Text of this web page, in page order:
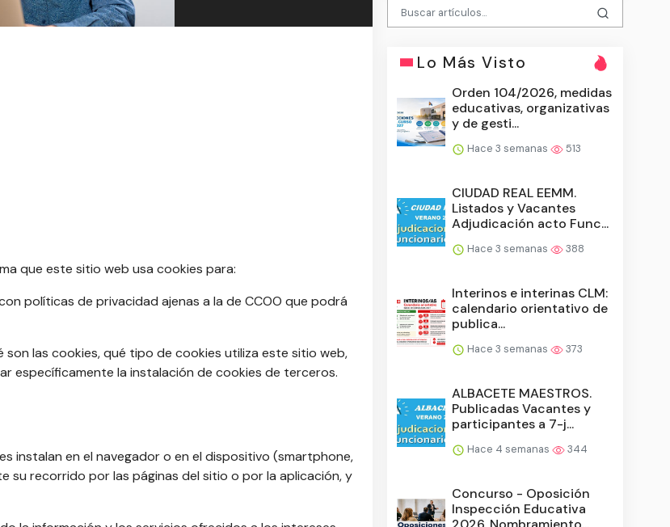
que este sitio web usa cookies para:
políticas de privacidad ajenas a la de CCOO que podrá
las cookies, qué tipo de cookies utiliza este sitio web,
específicamente la instalación de cookies de terceros.
instalan en el navegador o en el dispositivo (smartphone,
recorrido por las páginas del sitio o por la aplicación, y
Lo Más Visto
Orden 104/2026, medidas
educativas, organizativas
y de gesti...
Hace 3 semanas 513
CIUDAD REAL EEMM.
Listados y Vacantes
Adjudicación acto Func...
Hace 3 semanas 388
Interinos e interinas CLM:
calendario orientativo de
publica...
Hace 3 semanas 373
ALBACETE MAESTROS.
Publicadas Vacantes y
participantes a 7-j...
Hace 4 semanas 344
Concurso - Oposición
Inspección Educativa